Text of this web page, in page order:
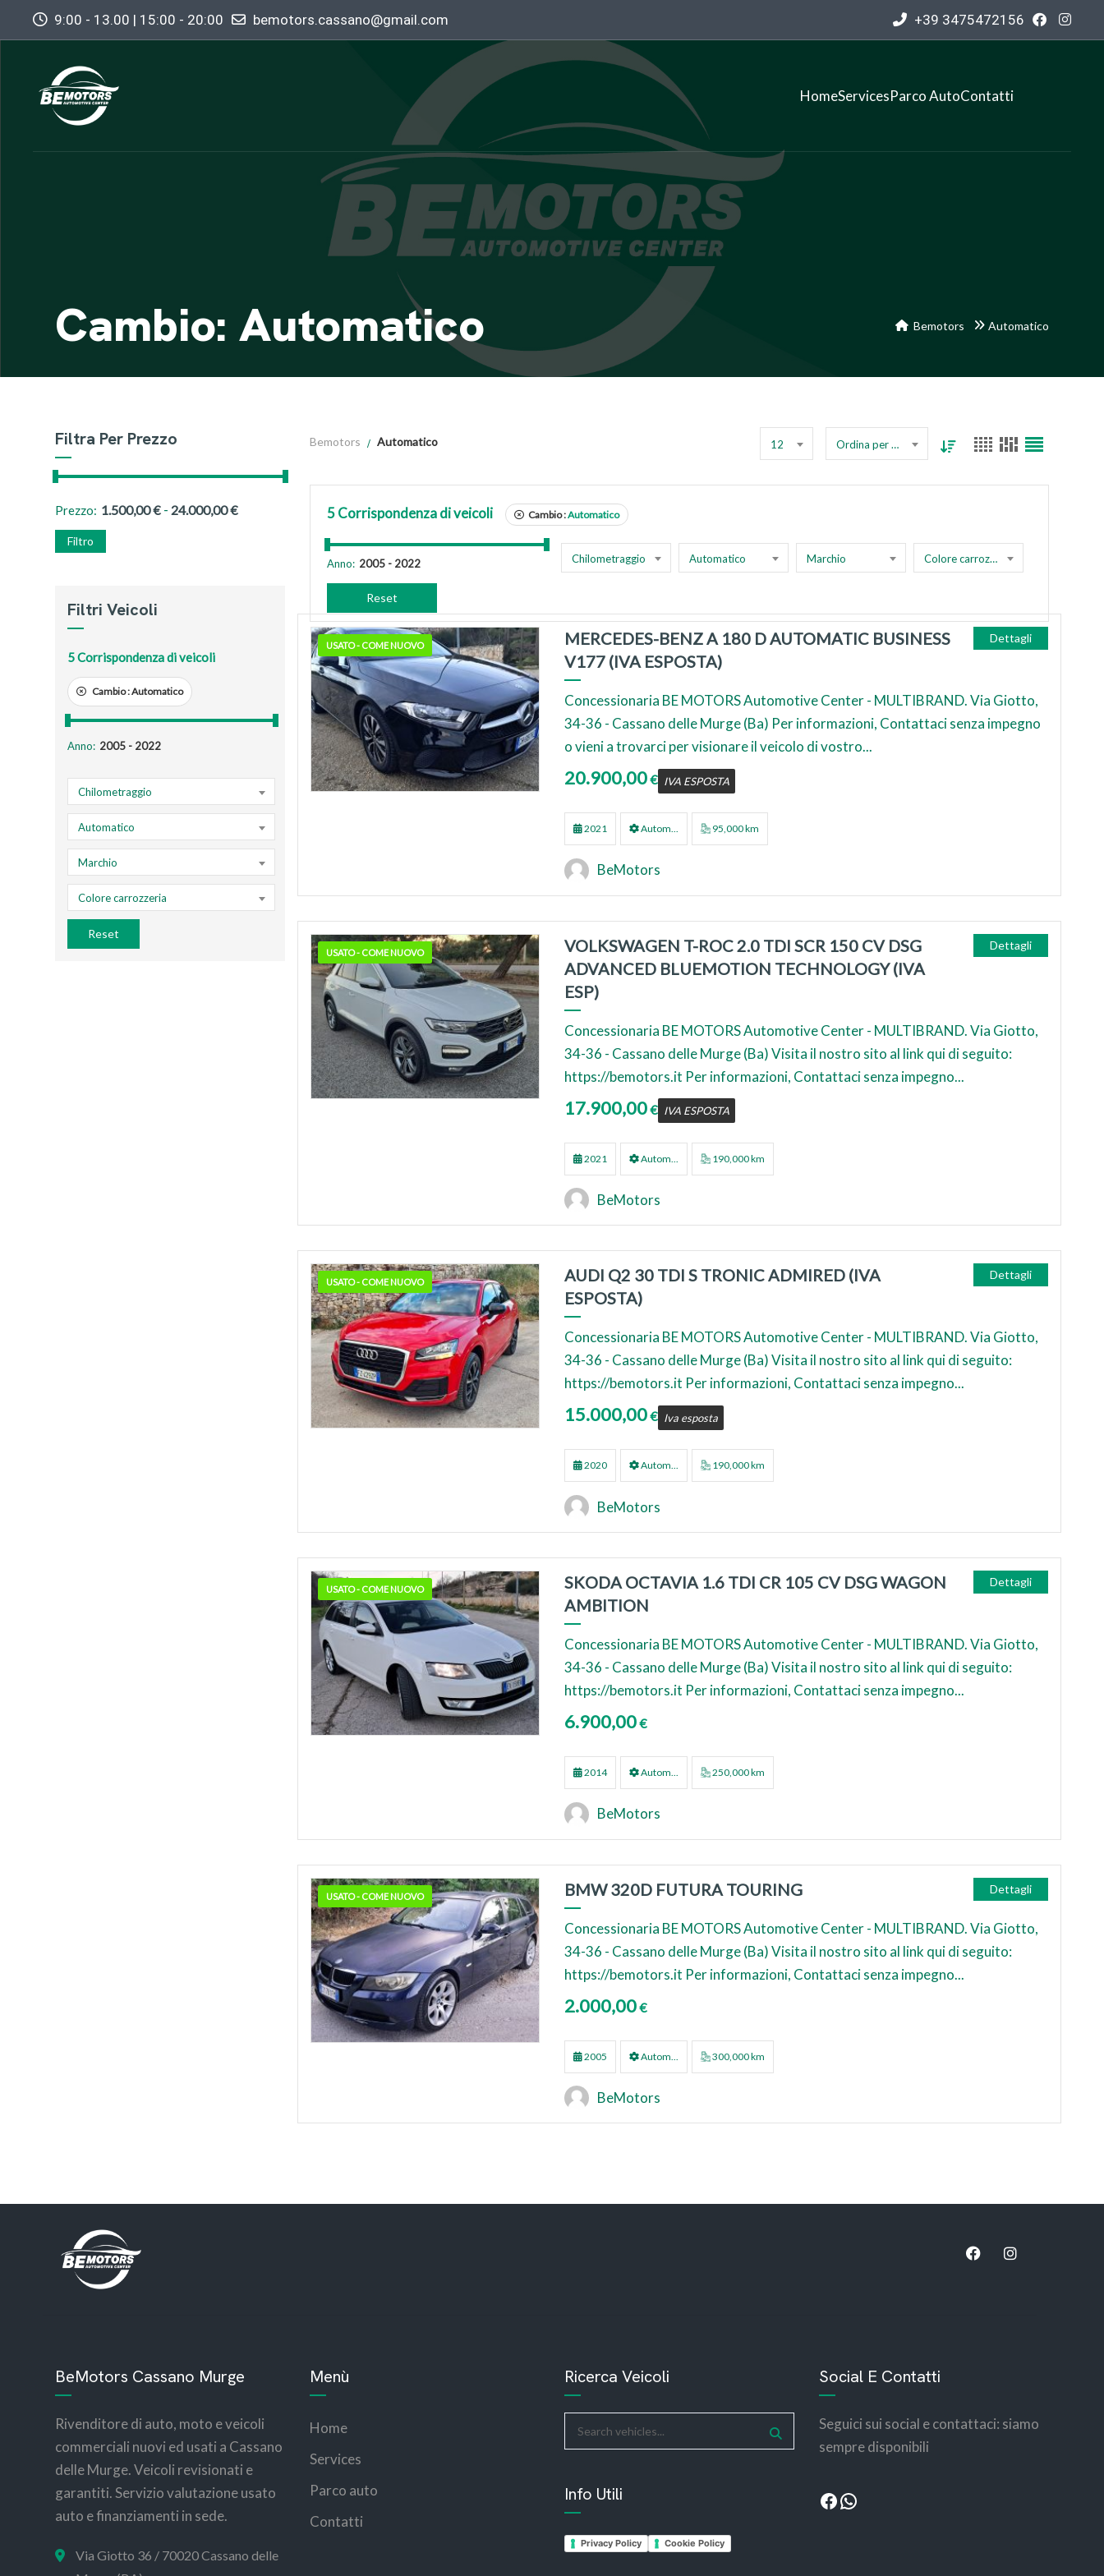
9:00 - 13.00 | 15:00 - 20:00 bemotors.cassano@gmail.com +39 3475472156
HomeServicesParco AutoContatti
Cambio: Automatico Bemotors Automatico
Filtra Per Prezzo
Prezzo: 1.500,00€ - 24.000,00€
Filtro
Filtri Veicoli
5Corrispondenza di veicoli
Cambio :Automatico
Anno:
Chilometraggio
Automatico
Marchio
Colore carrozzeria
Reset
Bemotors Automatico 12 Ordina per prezzo
5Corrispondenza di veicoli Cambio :Automatico
Anno: Chilometraggio Automatico Marchio Colore carrozzeria
Reset
USATO - COME NUOVO
MERCEDES-BENZ A 180 D AUTOMATIC BUSINESS
V177 (IVA ESPOSTA)
Concessionaria BE MOTORS Automotive Center - MULTIBRAND. Via Giotto,
34-36 - Cassano delle Murge (Ba) Per informazioni, Contattaci senza impegno
o vieni a trovarci per visionare il veicolo di vostro...
20.900,00€ IVA ESPOSTA
Dettagli
2021 Autom... 95,000 km
BeMotors
USATO - COME NUOVO
VOLKSWAGEN T-ROC 2.0 TDI SCR 150 CV DSG
ADVANCED BLUEMOTION TECHNOLOGY (IVA
ESP)
Concessionaria BE MOTORS Automotive Center - MULTIBRAND. Via Giotto,
34-36 - Cassano delle Murge (Ba) Visita il nostro sito al link qui di seguito:
https://bemotors.it Per informazioni, Contattaci senza impegno...
17.900,00€ IVA ESPOSTA
Dettagli
2021 Autom... 190,000 km
BeMotors
USATO - COME NUOVO
AUDI Q2 30 TDI S TRONIC ADMIRED (IVA
ESPOSTA)
Concessionaria BE MOTORS Automotive Center - MULTIBRAND. Via Giotto,
34-36 - Cassano delle Murge (Ba) Visita il nostro sito al link qui di seguito:
https://bemotors.it Per informazioni, Contattaci senza impegno...
15.000,00€ Iva esposta
Dettagli
2020 Autom... 190,000 km
BeMotors
USATO - COME NUOVO
SKODA OCTAVIA 1.6 TDI CR 105 CV DSG WAGON
AMBITION
Concessionaria BE MOTORS Automotive Center - MULTIBRAND. Via Giotto,
34-36 - Cassano delle Murge (Ba) Visita il nostro sito al link qui di seguito:
https://bemotors.it Per informazioni, Contattaci senza impegno...
6.900,00€
Dettagli
2014 Autom... 250,000 km
BeMotors
USATO - COME NUOVO BMW 320D FUTURA TOURING
Concessionaria BE MOTORS Automotive Center - MULTIBRAND. Via Giotto,
34-36 - Cassano delle Murge (Ba) Visita il nostro sito al link qui di seguito:
https://bemotors.it Per informazioni, Contattaci senza impegno...
2.000,00€
Dettagli
2005 Autom... 300,000 km
BeMotors
BeMotors Cassano Murge
Rivenditore di auto, moto e veicoli
commerciali nuovi ed usati a Cassano
delle Murge. Veicoli revisionati e
garantiti. Servizio valutazione usato
auto e finanziamenti in sede.
Via Giotto 36 / 70020 Cassano delle
Menù
Home
Services
Parco auto
Contatti
Ricerca Veicoli
Info Utili
Privacy Policy Cookie Policy
Social E Contatti
Seguici sui social e contattaci: siamo
sempre disponibili